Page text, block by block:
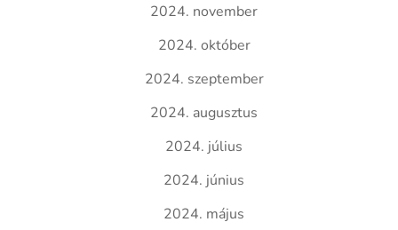
2024. november
2024. október
2024. szeptember
2024. augusztus
2024. július
2024. június
2024. május